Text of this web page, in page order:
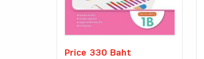
Price 330 Baht